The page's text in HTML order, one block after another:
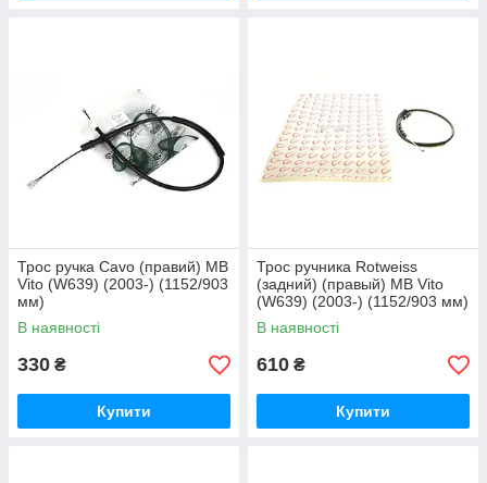
Трос ручка Cavo (правий) MB
Vito (W639) (2003-) (1152/903
мм)
В наявності
330 ₴
Купити
Трос ручника Rotweiss
(задний) (правый) MB Vito
(W639) (2003-) (1152/903 мм)
В наявності
610 ₴
Купити